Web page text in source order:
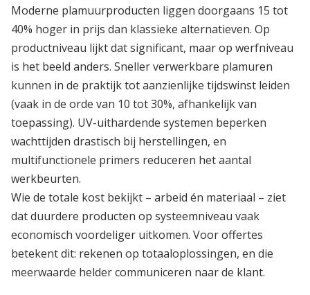
Moderne plamuurproducten liggen doorgaans 15 tot
40% hoger in prijs dan klassieke alternatieven. Op
productniveau lijkt dat significant, maar op werfniveau
is het beeld anders. Sneller verwerkbare plamuren
kunnen in de praktijk tot aanzienlijke tijdswinst leiden
(vaak in de orde van 10 tot 30%, afhankelijk van
toepassing). UV-uithardende systemen beperken
wachttijden drastisch bij herstellingen, en
multifunctionele primers reduceren het aantal
werkbeurten.
Wie de totale kost bekijkt – arbeid én materiaal – ziet
dat duurdere producten op systeemniveau vaak
economisch voordeliger uitkomen. Voor offertes
betekent dit: rekenen op totaaloplossingen, en die
meerwaarde helder communiceren naar de klant.